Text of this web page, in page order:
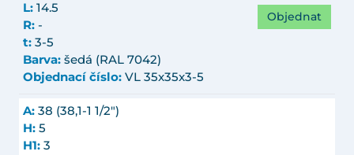
L: 14.5
R: -
t: 3-5
Barva: šedá (RAL 7042)
Objednací číslo: VL 35x35x3-5
Objednat
A: 38 (38,1-1 1/2")
H: 5
H1: 3